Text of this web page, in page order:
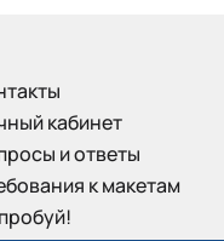
кабинет
и ответы
к макетам